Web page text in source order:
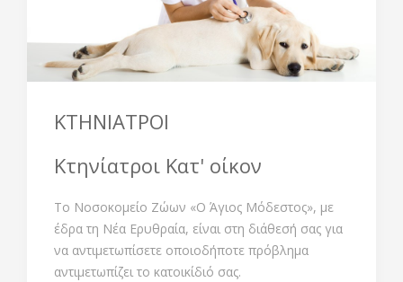
ΚΤΗΝΙΑΤΡΟΙ
Κτηνίατροι Κατ' οίκον
Το Νοσοκομείο Ζώων «Ο Άγιος Μόδεστος», με
έδρα τη Νέα Ερυθραία, είναι στη διάθεσή σας για
να αντιμετωπίσετε οποιοδήποτε πρόβλημα
αντιμετωπίζει το κατοικίδιό σας.